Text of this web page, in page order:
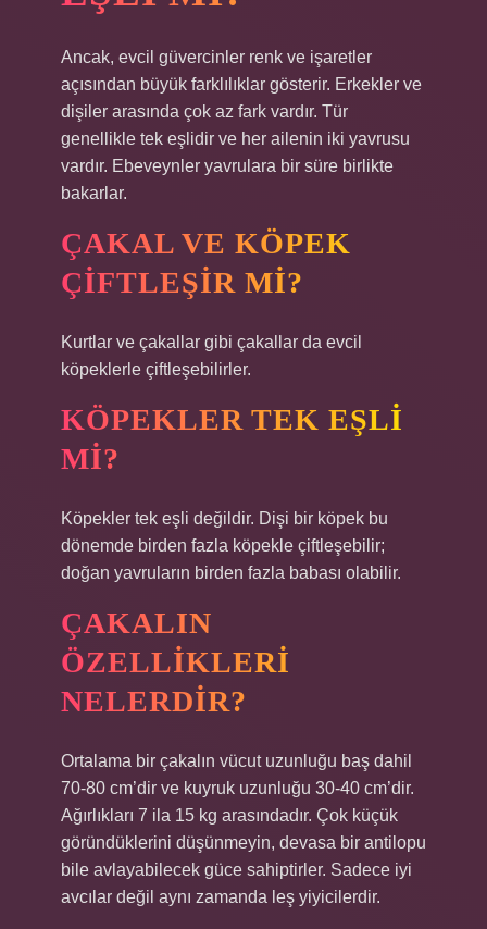
Ancak, evcil güvercinler renk ve işaretler
açısından büyük farklılıklar gösterir. Erkekler ve
dişiler arasında çok az fark vardır. Tür
genellikle tek eşlidir ve her ailenin iki yavrusu
vardır. Ebeveynler yavrulara bir süre birlikte
bakarlar.
ÇAKAL VE KÖPEK
ÇIFTLEŞIR MI?
Kurtlar ve çakallar gibi çakallar da evcil
köpeklerle çiftleşebilirler.
KÖPEKLER TEK EŞLI
MI?
Köpekler tek eşli değildir. Dişi bir köpek bu
dönemde birden fazla köpekle çiftleşebilir;
doğan yavruların birden fazla babası olabilir.
ÇAKALIN
ÖZELLIKLERI
NELERDIR?
Ortalama bir çakalın vücut uzunluğu baş dahil
70-80 cm’dir ve kuyruk uzunluğu 30-40 cm’dir.
Ağırlıkları 7 ila 15 kg arasındadır. Çok küçük
göründüklerini düşünmeyin, devasa bir antilopu
bile avlayabilecek güce sahiptirler. Sadece iyi
avcılar değil aynı zamanda leş yiyicilerdir.